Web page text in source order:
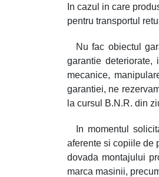
In cazul in care
pentru transportul
Nu fac obiectul
garantie deteriorate,
mecanice,
garantiei, ne
la cursul B.N.R. din
In momentul
aferente si copiile de
dovada montajului
marca masinii,